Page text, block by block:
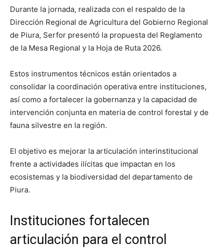
Durante la jornada, realizada con el respaldo de la
Dirección Regional de Agricultura del Gobierno Regional
de Piura, Serfor presentó la propuesta del Reglamento
de la Mesa Regional y la Hoja de Ruta 2026.
Estos instrumentos técnicos están orientados a
consolidar la coordinación operativa entre instituciones,
así como a fortalecer la gobernanza y la capacidad de
intervención conjunta en materia de control forestal y de
fauna silvestre en la región.
El objetivo es mejorar la articulación interinstitucional
frente a actividades ilícitas que impactan en los
ecosistemas y la biodiversidad del departamento de
Piura.
Instituciones fortalecen
articulación para el control